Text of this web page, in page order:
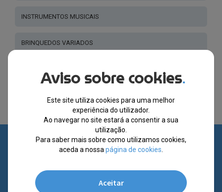
INSTRUMENTOS MUSICAIS
BRINQUEDOS VARIADOS
Aviso sobre cookies.
Este site utiliza cookies para uma melhor
experiência do utilizador.
Ao navegar no site estará a consentir a sua
utilização.
Para saber mais sobre como utilizamos cookies,
aceda a nossa página de cookies
Aceitar
Subscreva a nossa newsletter
Subscreva as nossas novidades e promoções diárias,
preenchendo o formulário.